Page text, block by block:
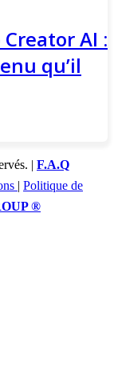
AI :
qu’il
| F.A.Q
| Politique de
®